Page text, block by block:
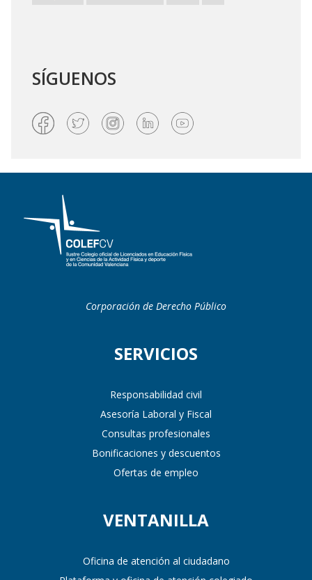
SÍGUENOS
Corporación de Derecho Público
SERVICIOS
Responsabilidad civil
Asesoría Laboral y Fiscal
Consultas profesionales
Bonificaciones y descuentos
Ofertas de empleo
VENTANILLA
Oficina de atención al ciudadano